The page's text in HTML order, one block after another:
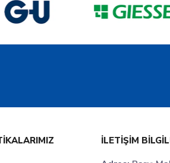
İLETIŞIM